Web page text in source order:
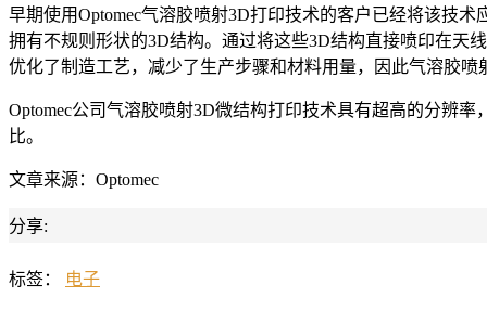
早期使用Optomec气溶胶喷射3D打印技术的客户已经将该技
拥有不规则形状的3D结构。通过将这些3D结构直接喷印在天
优化了制造工艺，减少了生产步骤和材料用量，因此气溶胶喷
Optomec公司气溶胶喷射3D微结构打印技术具有超高的分辨
比。
文章来源：Optomec
分享:
标签： 电子